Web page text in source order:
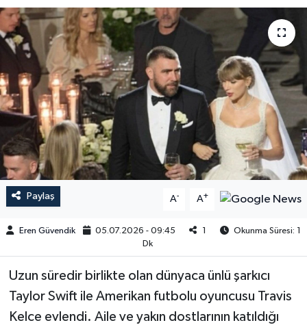
Paylaş A- A+
Eren Güvendik 05.07.2026 - 09:45 1
Okunma Süresi: 1
Dk
Uzun süredir birlikte olan dünyaca ünlü şarkıcı
Taylor Swift ile Amerikan futbolu oyuncusu Travis
Kelce evlendi. Aile ve yakın dostlarının katıldığı